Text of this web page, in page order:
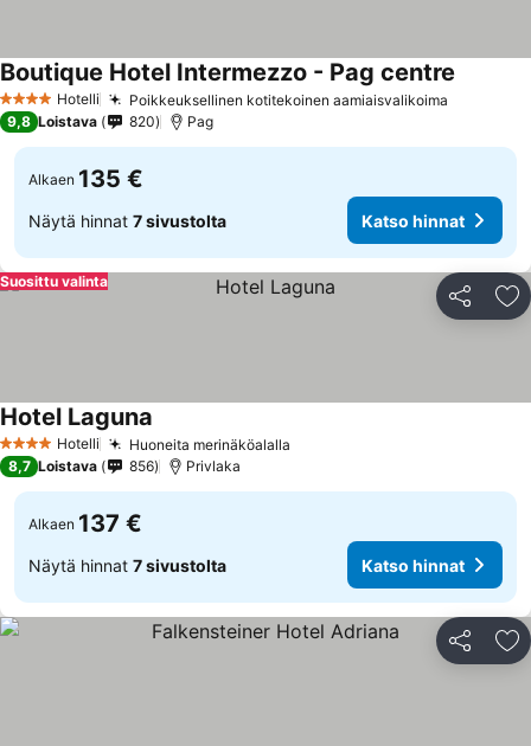
4 Tähtiluokitus
Hotelli Poikkeuksellinen kotitekoinen aamiaisvalikoima
Boutique Hotel Intermezzo - Pag centre
9,8 Loistava 820 Pag
Alkaen 135 €
Näytä hinnat 7 sivustolta Katso hinnat
Jaa
Suosittu valinta
4 Tähtiluokitus
Hotelli Huoneita merinäköalalla
Hotel Laguna
8,7 Loistava 856 Privlaka
Alkaen 137 €
Näytä hinnat 7 sivustolta Katso hinnat
Jaa